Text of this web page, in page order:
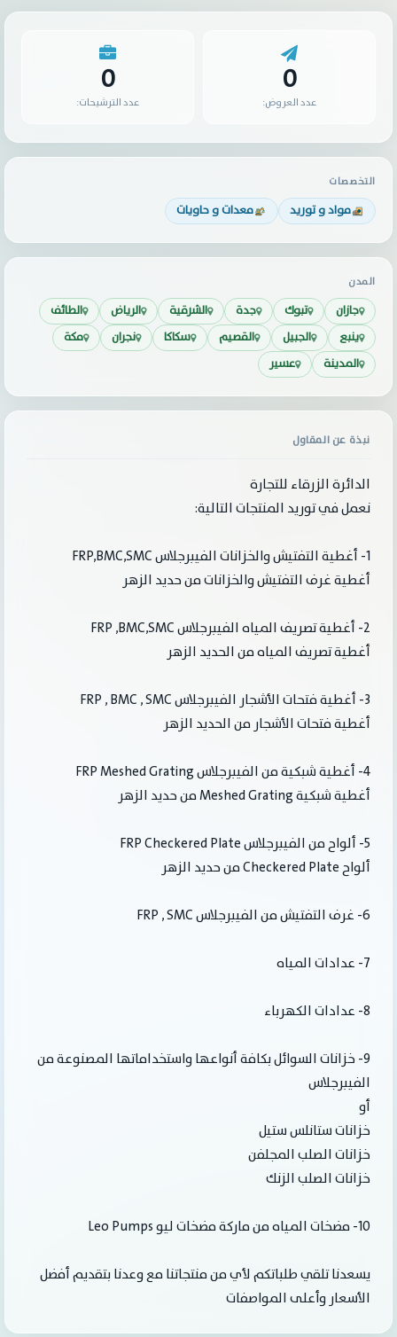
0
عدد العروض:
0
عدد الترشيحات:
التخصصات
مواد و توريد معدات و حاويات
المدن
جازان تبوك جدة الشرقية الرياض
الطائف
ينبع
الجبيل القصيم سكاكا نجران
مكة
المدينة
عسير
نبذة عن المقاول
الدائرة الزرقاء للتجارة
نعمل في توريد المنتجات التالية:
1- أغطية التفتيش والخزانات الفيبرجلاس FRP,BMC,SMC
أغطية غرف التفتيش والخزانات من حديد الزهر
2- أغطية تصريف المياه الفيبرجلاس FRP ,BMC,SMC
أغطية تصريف المياه من الحديد الزهر
3- أغطية فتحات الأشجار الفيبرجلاس FRP , BMC , SMC
أغطية فتحات الأشجار من الحديد الزهر
4- أغطية شبكية من الفيبرجلاس FRP Meshed Grating
أغطية شبكية Meshed Grating من حديد الزهر
5- ألواح من الفيبرجلاس FRP Checkered Plate
ألواح Checkered Plate من حديد الزهر
6- غرف التفتيش من الفيبرجلاس FRP , SMC
7- عدادات المياه
8- عدادات الكهرباء
9- خزانات السوائل بكافة أنواعها واستخداماتها المصنوعة من
الفيبرجلاس
أو
خزانات ستانلس ستيل
خزانات الصلب المجلفن
خزانات الصلب الزنك
10- مضخات المياه من ماركة مضخات ليو Leo Pumps
يسعدنا تلقي طلباتكم لأي من منتجاتنا مع وعدنا بتقديم أفضل
الأسعار وأعلى المواصفات